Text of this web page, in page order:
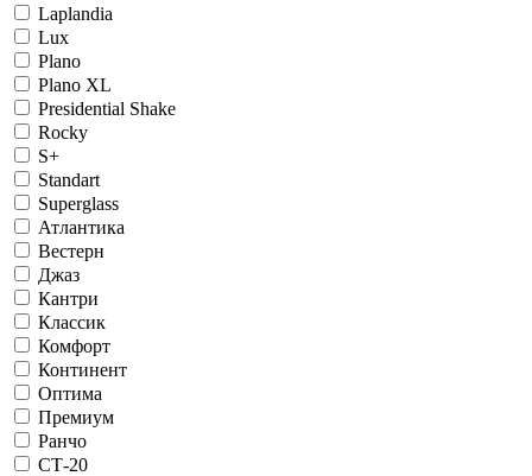
Laplandia
Lux
Plano
Plano XL
Presidential Shake
Rocky
S+
Standart
Superglass
Атлантика
Вестерн
Джаз
Кантри
Классик
Комфорт
Континент
Оптима
Премиум
Ранчо
СТ-20